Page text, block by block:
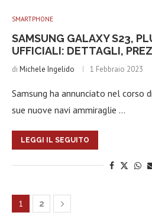
SMARTPHONE
SAMSUNG GALAXY S23,
UFFICIALI: DETTAGLI,
di Michele Ingelido 1 Febbraio 2023
Samsung ha annunciato nel corso
sue nuove navi ammiraglie …
LEGGI IL SEGUITO
1 2